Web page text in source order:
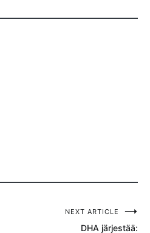
NEXT ARTICLE
DHA järjestää: